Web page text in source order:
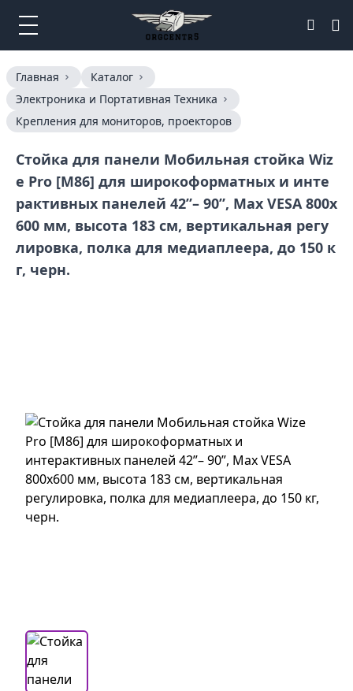
Главная
Каталог
Электроника и Портативная Техника
Крепления для мониторов, проекторов
Стойка для панели Мобильная стойка Wiz
e Pro [M86] для широкоформатных и инте
рактивных панелей 42”– 90”, Max VESA 800x
600 мм, высота 183 см, вертикальная регу
лировка, полка для медиаплеера, до 150 к
г, черн.